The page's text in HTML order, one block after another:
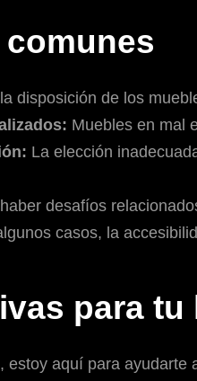
disposición de los
Muebles en mal
La elección
desafíos
casos, la
para tu
aquí para